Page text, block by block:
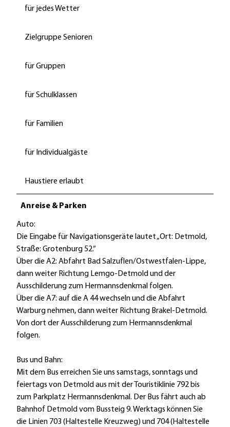
für jedes Wetter
Zielgruppe Senioren
für Gruppen
für Schulklassen
für Familien
für Individualgäste
Haustiere erlaubt
Anreise & Parken
Auto:
Die Eingabe für Navigationsgeräte lautet „Ort: Detmold,
Straße: Grotenburg 52.“
Über die A2: Abfahrt Bad Salzuflen/Ostwestfalen-Lippe,
dann weiter Richtung Lemgo-Detmold und der
Ausschilderung zum Hermannsdenkmal folgen.
Über die A7: auf die A 44 wechseln und die Abfahrt
Warburg nehmen, dann weiter Richtung Brakel-Detmold.
Von dort der Ausschilderung zum Hermannsdenkmal
folgen.
Bus und Bahn:
Mit dem Bus erreichen Sie uns samstags, sonntags und
feiertags von Detmold aus mit der Touristiklinie 792 bis
zum Parkplatz Hermannsdenkmal. Der Bus fährt auch ab
Bahnhof Detmold vom Bussteig 9. Werktags können Sie
die Linien 703 (Haltestelle Kreuzweg) und 704 (Haltestelle